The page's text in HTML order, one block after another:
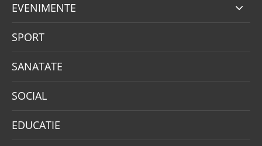
EVENIMENTE
SPORT
SANATATE
SOCIAL
EDUCATIE